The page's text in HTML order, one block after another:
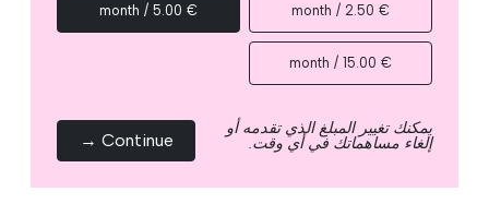
€ 2.50 / month
€ 5.00 / month
€ 15.00 / month
يمكنك تغيير المبلغ الذي تقدمه أو
إلغاء مساهماتك في أي وقت. Continue →